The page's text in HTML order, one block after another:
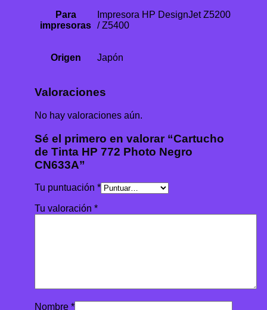
Para
impresoras
Impresora HP DesignJet Z5200
/ Z5400
Origen Japón
Valoraciones
No hay valoraciones aún.
Sé el primero en valorar “Cartucho
de Tinta HP 772 Photo Negro
CN633A”
Tu puntuación *
Tu valoración *
Nombre *